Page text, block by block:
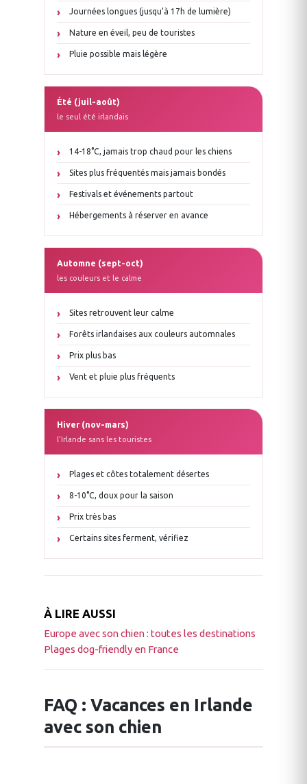
Journées longues (jusqu’à 17h de lumière)
Nature en éveil, peu de touristes
Pluie possible mais légère
Été (juil-août)
le seul été irlandais
14-18°C, jamais trop chaud pour les chiens
Sites plus fréquentés mais jamais bondés
Festivals et événements partout
Hébergements à réserver en avance
Automne (sept-oct)
les couleurs et le calme
Sites retrouvent leur calme
Forêts irlandaises aux couleurs automnales
Prix plus bas
Vent et pluie plus fréquents
Hiver (nov-mars)
l’Irlande sans les touristes
Plages et côtes totalement désertes
8-10°C, doux pour la saison
Prix très bas
Certains sites ferment, vérifiez
À LIRE AUSSI
Europe avec son chien : toutes les destinations
Plages dog-friendly en France
FAQ : Vacances en Irlande
avec son chien